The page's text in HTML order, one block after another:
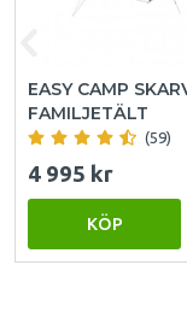
EASY CAMP
FAMILJETÄLT
(59)
4 995 kr
KÖP